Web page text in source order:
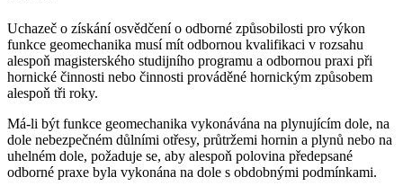
Uchazeč o získání osvědčení o odborné způsobilosti pro výkon
funkce geomechanika musí mít odbornou kvalifikaci v rozsahu
alespoň magisterského studijního programu a odbornou praxi při
hornické činnosti nebo činnosti prováděné hornickým způsobem
alespoň tři roky.
Má-li být funkce geomechanika vykonávána na plynujícím dole, na
dole nebezpečném důlními otřesy, průtržemi hornin a plynů nebo na
uhelném dole, požaduje se, aby alespoň polovina předepsané
odborné praxe byla vykonána na dole s obdobnými podmínkami.